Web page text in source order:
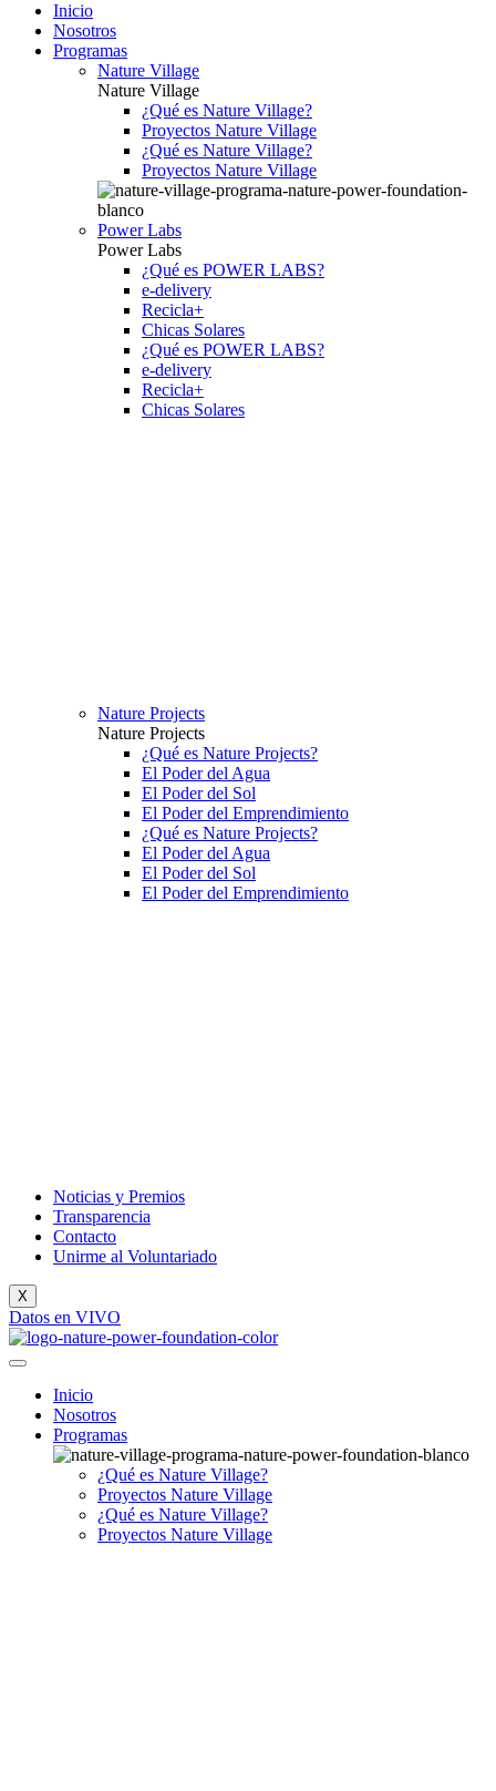
Inicio
Nosotros
Programas
Nature Village
Nature Village
¿Qué es Nature Village?
Proyectos Nature Village
¿Qué es Nature Village?
Proyectos Nature Village
Power Labs
Power Labs
¿Qué es POWER LABS?
e-delivery
Recicla+
Chicas Solares
¿Qué es POWER LABS?
e-delivery
Recicla+
Chicas Solares
Nature Projects
Nature Projects
¿Qué es Nature Projects?
El Poder del Agua
El Poder del Sol
El Poder del Emprendimiento
¿Qué es Nature Projects?
El Poder del Agua
El Poder del Sol
El Poder del Emprendimiento
Noticias y Premios
Transparencia
Contacto
Unirme al Voluntariado
X
Datos en VIVO
Inicio
Nosotros
Programas
¿Qué es Nature Village?
Proyectos Nature Village
¿Qué es Nature Village?
Proyectos Nature Village